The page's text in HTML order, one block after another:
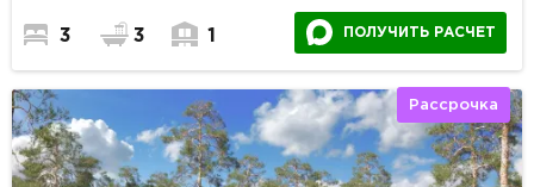
3 3 1 ПОЛУЧИТЬ РАСЧЕТ
Рассрочка